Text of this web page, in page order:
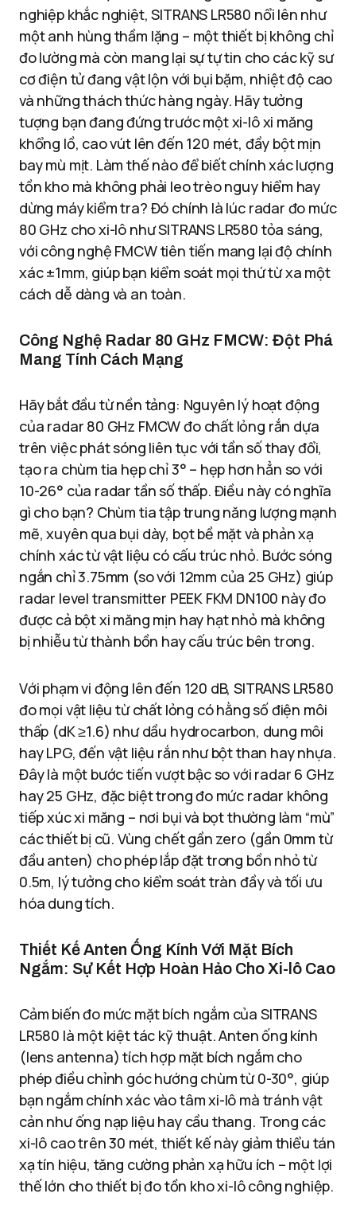
nghiệp khắc nghiệt, SITRANS LR580 nổi lên như
một anh hùng thầm lặng – một thiết bị không chỉ
đo lường mà còn mang lại sự tự tin cho các kỹ sư
cơ điện tử đang vật lộn với bụi bặm, nhiệt độ cao
và những thách thức hàng ngày. Hãy tưởng
tượng bạn đang đứng trước một xi-lô xi măng
khổng lồ, cao vút lên đến 120 mét, đầy bột mịn
bay mù mịt. Làm thế nào để biết chính xác lượng
tồn kho mà không phải leo trèo nguy hiểm hay
dừng máy kiểm tra? Đó chính là lúc radar đo mức
80 GHz cho xi-lô như SITRANS LR580 tỏa sáng,
với công nghệ FMCW tiên tiến mang lại độ chính
xác ±1mm, giúp bạn kiểm soát mọi thứ từ xa một
cách dễ dàng và an toàn.
Công Nghệ Radar 80 GHz FMCW: Đột Phá
Mang Tính Cách Mạng
Hãy bắt đầu từ nền tảng: Nguyên lý hoạt động
của radar 80 GHz FMCW đo chất lỏng rắn dựa
trên việc phát sóng liên tục với tần số thay đổi,
tạo ra chùm tia hẹp chỉ 3° – hẹp hơn hẳn so với
10-26° của radar tần số thấp. Điều này có nghĩa
gì cho bạn? Chùm tia tập trung năng lượng mạnh
mẽ, xuyên qua bụi dày, bọt bề mặt và phản xạ
chính xác từ vật liệu có cấu trúc nhỏ. Bước sóng
ngắn chỉ 3.75mm (so với 12mm của 25 GHz) giúp
radar level transmitter PEEK FKM DN100 này đo
được cả bột xi măng mịn hay hạt nhỏ mà không
bị nhiễu từ thành bồn hay cấu trúc bên trong.
Với phạm vi động lên đến 120 dB, SITRANS LR580
đo mọi vật liệu từ chất lỏng có hằng số điện môi
thấp (dK ≥1.6) như dầu hydrocarbon, dung môi
hay LPG, đến vật liệu rắn như bột than hay nhựa.
Đây là một bước tiến vượt bậc so với radar 6 GHz
hay 25 GHz, đặc biệt trong đo mức radar không
tiếp xúc xi măng – nơi bụi và bọt thường làm “mù”
các thiết bị cũ. Vùng chết gần zero (gần 0mm từ
đầu anten) cho phép lắp đặt trong bồn nhỏ từ
0.5m, lý tưởng cho kiểm soát tràn đầy và tối ưu
hóa dung tích.
Thiết Kế Anten Ống Kính Với Mặt Bích
Ngắm: Sự Kết Hợp Hoàn Hảo Cho Xi-lô Cao
Cảm biến đo mức mặt bích ngắm của SITRANS
LR580 là một kiệt tác kỹ thuật. Anten ống kính
(lens antenna) tích hợp mặt bích ngắm cho
phép điều chỉnh góc hướng chùm từ 0-30°, giúp
bạn ngắm chính xác vào tâm xi-lô mà tránh vật
cản như ống nạp liệu hay cầu thang. Trong các
xi-lô cao trên 30 mét, thiết kế này giảm thiểu tán
xạ tín hiệu, tăng cường phản xạ hữu ích – một lợi
thế lớn cho thiết bị đo tồn kho xi-lô công nghiệp.